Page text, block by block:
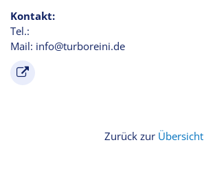
Kontakt:
Tel.:
Mail: info@turboreini.de
Zurück zur Übersicht